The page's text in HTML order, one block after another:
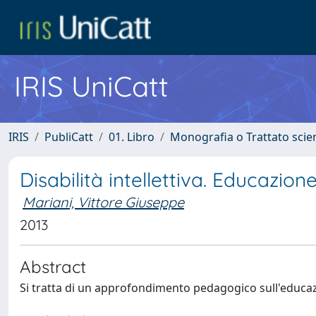
IRIS UniCatt
IRIS PubliCatt 01. Libro Monografia o Trattato
Disabilità intellettiva.
Mariani, Vittore Giuseppe
2013
Abstract
Si tratta di un approfondimento pedagogico